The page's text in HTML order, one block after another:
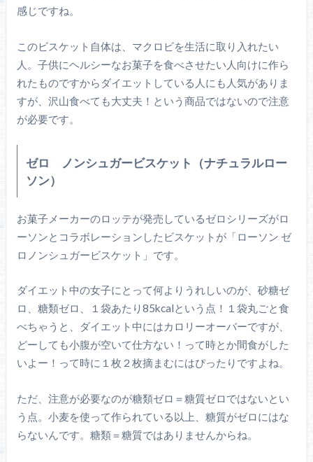
感じですね。
このビスケット自体は、マクロビを生活に取り入れたい
人。子供にヘルシーなお菓子を食べさせたい人向けに作ら
れたものですからダイエットしている人にも人気がありま
すが、沢山食べても大丈夫！という商品ではないので注意
が必要です。
ゼロ ノンシュガービスケット（ナチュラルロー
ソン）
お菓子メーカーのロッテが発売しているゼロシリーズがロ
ーソンとコラボレーションしたビスケットが「ローソン ゼ
ロノンシュガービスケット」です。
ダイエット中の女子にとって何よりうれしいのが、砂糖ゼ
ロ、糖類ゼロ、１袋あたり85kcalという点！１袋丸ごと食
べちゃうと、ダイエット中にはカロリーオーバーですが、
どーしても小腹が空いて仕方ない！って時とか間食がした
いよー！って時に１枚２枚摘まむにはぴったりですよね。
ただ、注意が必要なのが糖類ゼロ＝糖質ゼロではないとい
う点。小麦を使って作られている以上、糖質がゼロにはな
らないんです。糖類＝糖質ではありませんからね。